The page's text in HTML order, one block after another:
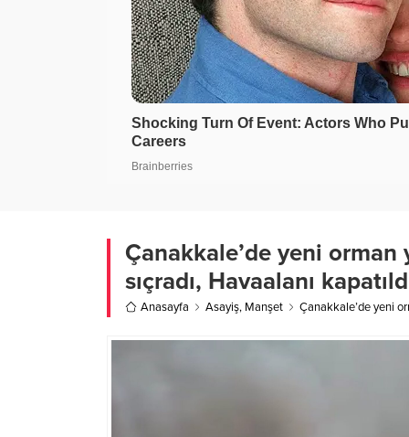
Çanakkale’de yeni orman
sıçradı, Havaalanı
Anasayfa Asayiş, Manşet Çanakkale’de yeni